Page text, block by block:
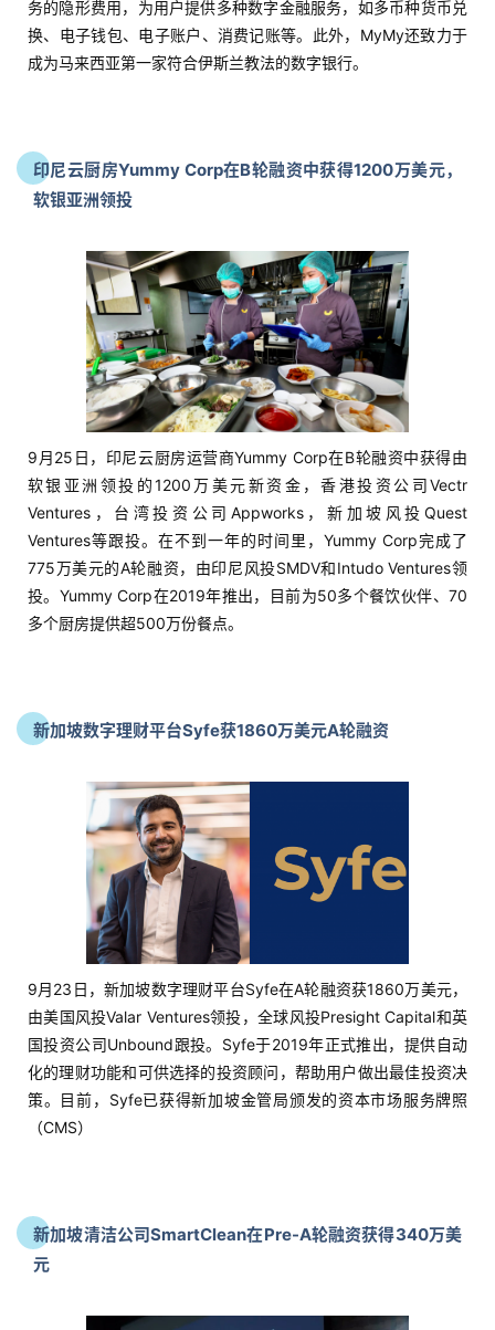
务的隐形费用，为用户提供多种数字金融服务，如多币种货币兑
换、电子钱包、电子账户、消费记账等。此外，MyMy还致力于
成为马来西亚第一家符合伊斯兰教法的数字银行。
印尼云厨房Yummy Corp在B轮融资中获得1200万美元，
软银亚洲领投
9月25日，印尼云厨房运营商Yummy Corp在B轮融资中获得由
软银亚洲领投的1200万美元新资金，香港投资公司Vectr
Ventures，台湾投资公司Appworks，新加坡风投Quest
Ventures等跟投。在不到一年的时间里，Yummy Corp完成了
775万美元的A轮融资，由印尼风投SMDV和Intudo Ventures领
投。Yummy Corp在2019年推出，目前为50多个餐饮伙伴、70
多个厨房提供超500万份餐点。
新加坡数字理财平台Syfe获1860万美元A轮融资
9月23日，新加坡数字理财平台Syfe在A轮融资获1860万美元，
由美国风投Valar Ventures领投，全球风投Presight Capital和英
国投资公司Unbound跟投。Syfe于2019年正式推出，提供自动
化的理财功能和可供选择的投资顾问，帮助用户做出最佳投资决
策。目前，Syfe已获得新加坡金管局颁发的资本市场服务牌照
（CMS）
新加坡清洁公司SmartClean在Pre-A轮融资获得340万美
元